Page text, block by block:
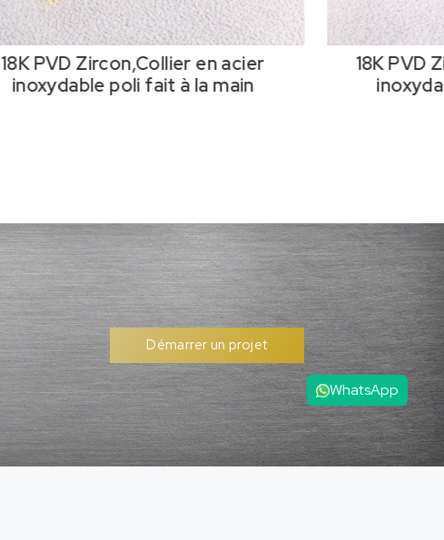
18K PVD Zircon,Collier en acier
inoxydable poli fait à la main
18K PVD
Démarrer un projet
WhatsApp